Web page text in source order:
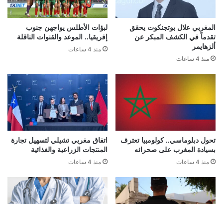
المغربي علال بوتجنكوت يحقق
تقدماً في الكشف المبكر عن
ألزهايمر
منذ 4 ساعات
لبؤات الأطلس يواجهن جنوب
إفريقيا.. الموعد والقنوات الناقلة
منذ 4 ساعات
تحول دبلوماسي.. كولومبيا تعترف
بسيادة المغرب على صحرائه
منذ 4 ساعات
اتفاق مغربي تشيلي لتسهيل تجارة
المنتجات الزراعية والغذائية
منذ 4 ساعات